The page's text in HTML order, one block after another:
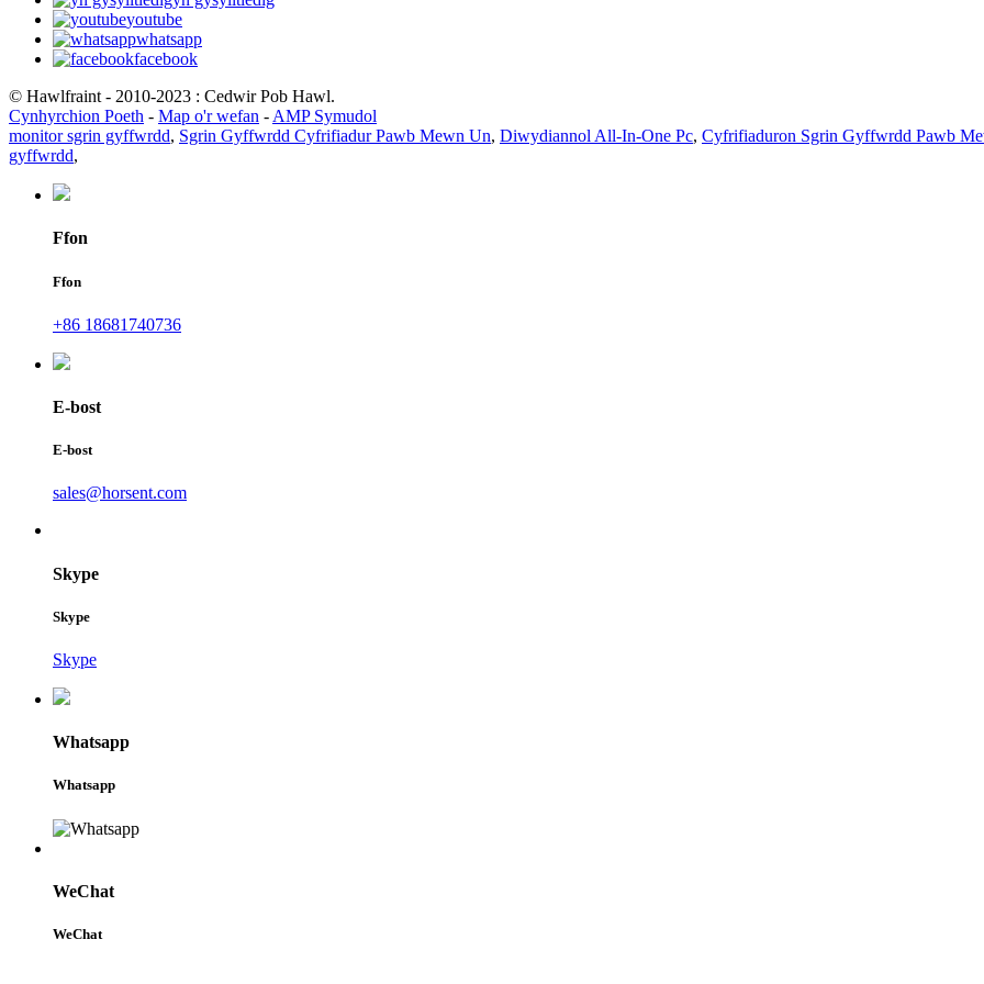
youtube
whatsapp
facebook
© Hawlfraint - 2010-2023 : Cedwir Pob Hawl.
Cynhyrchion Poeth - Map o'r wefan - AMP Symudol
monitor sgrin gyffwrdd, Sgrin Gyffwrdd Cyfrifiadur Pawb Mewn Un, Diwydiannol All-In-One Pc, Cyfrifiaduron Sgrin Gyffwrdd Pawb
gyffwrdd,
Ffon
Ffon
+86 18681740736
E-bost
E-bost
sales@horsent.com
Skype
Skype
Skype
Whatsapp
Whatsapp
WeChat
WeChat